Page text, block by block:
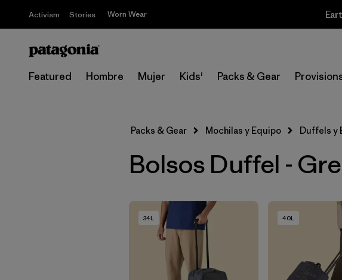
Activism Stories Worn Wear
Featured Hombre Mujer Kids' Packs & GearSelecciona una
Filtrar por
Price
Filtrar por
Color
Filtrar por
Features &
Materials &
Filtrar por
Volume
Packs & Gear Mochilas y Equipo Duffels y
Bolsos Duffel -
34L 40L